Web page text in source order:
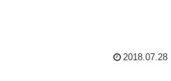
2018.07.28